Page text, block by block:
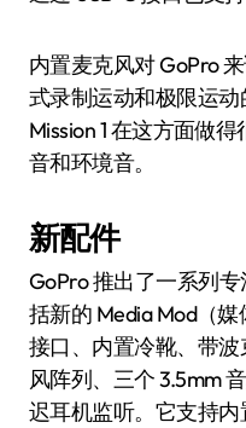
内置麦克风对 GoPro
式录制运动和极限运动
Mission 1 在这方面做
音和环境音。
新配件
GoPro 推出了一系列
括新的 Media Mod（
接口、内置冷靴、带
风阵列、三个 3.5mm
迟耳机监听。它支持